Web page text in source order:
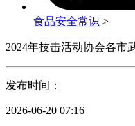
食品安全常识 >
2024年技击活动协会各市
发布时间：
2026-06-20 07:16